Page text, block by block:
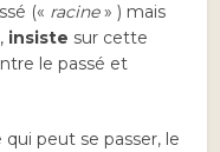
(« racine» ) mais
insiste sur cette
le passé et
qui peut se passer, le